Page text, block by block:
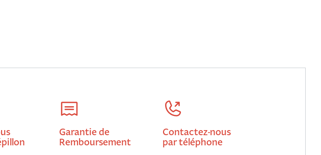
Garantie de
Remboursement
Contactez-nous
par téléphone